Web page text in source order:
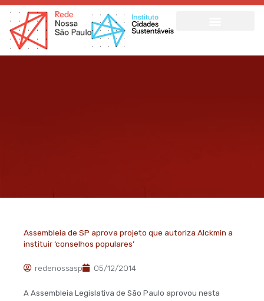
Ir
para
conteúdo
Assembleia de SP aprova projeto que autoriza Alckmin a
instituir ‘conselhos populares’
redenossasp 05/12/2014
A Assembleia Legislativa de São Paulo aprovou nesta